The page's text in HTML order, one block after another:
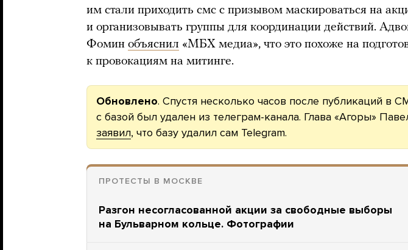
им стали приходить смс с призывом маскироваться на
и организовывать группы для координации действий.
Фомин объяснил «МБХ медиа», что это похоже на
к провокациям на митинге.
Обновлено. Спустя несколько часов после публикаций в
с базой был удален из телеграм-канала. Глава «Агоры»
заявил, что базу удалил сам Telegram.
ПРОТЕСТЫ В МОСКВЕ
Разгон несогласованной акции за свободные выборы
на Бульварном кольце. Фотографии